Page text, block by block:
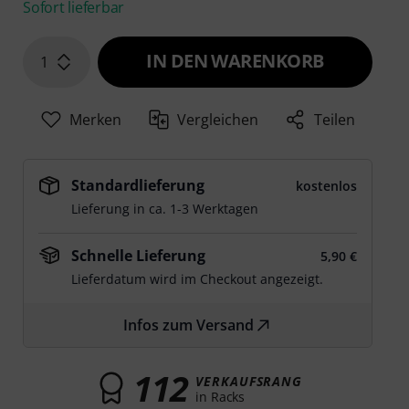
Sofort lieferbar
1 IN DEN WARENKORB
Merken Vergleichen Teilen
Standardlieferung
kostenlos
Lieferung in ca. 1-3 Werktagen
Schnelle Lieferung
5,90 €
Lieferdatum wird im Checkout angezeigt.
Infos zum Versand
112 VERKAUFSRANG
in Racks